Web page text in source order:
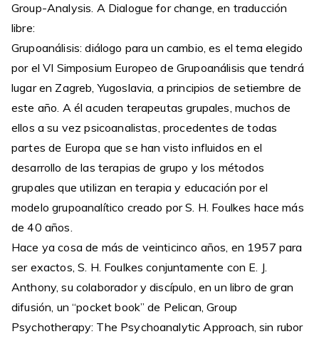
Group-Analysis. A Dialogue for change, en traducción
libre:
Grupoanálisis: diálogo para un cambio, es el tema elegido
por el VI Simposium Europeo de Grupoanálisis que tendrá
lugar en Zagreb, Yugoslavia, a principios de setiembre de
este año. A él acuden terapeutas grupales, muchos de
ellos a su vez psicoanalistas, procedentes de todas
partes de Europa que se han visto influidos en el
desarrollo de las terapias de grupo y los métodos
grupales que utilizan en terapia y educación por el
modelo grupoanalítico creado por S. H. Foulkes hace más
de 40 años.
Hace ya cosa de más de veinticinco años, en 1957 para
ser exactos, S. H. Foulkes conjuntamente con E. J.
Anthony, su colaborador y discípulo, en un libro de gran
difusión, un “pocket book” de Pelican, Group
Psychotherapy: The Psychoanalytic Approach, sin rubor